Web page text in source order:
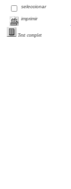
seleccionar
imprimir
Text complet